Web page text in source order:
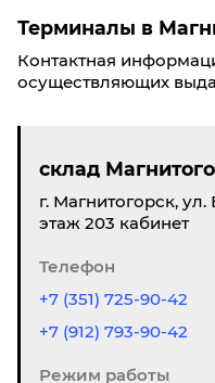
Терминалы в
Контактная
осуществляющих
склад
г. Магнитогорск, ул.
этаж 203 кабинет
Телефон
+7 (351) 725-90-42
+7 (912) 793-90-42
Режим работы